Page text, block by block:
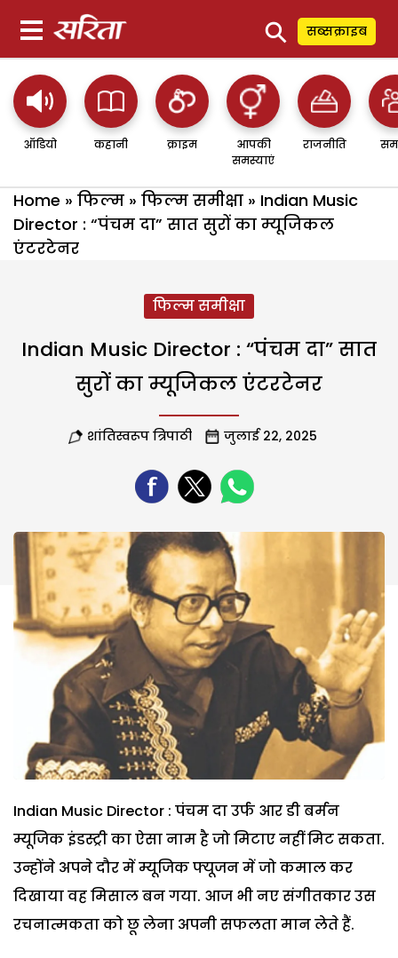
⚲ सब्सक्राइब
ऑडियो कहानी क्राइम
आपकी
समस्याएं
राजनीति
Home » फिल्म » फिल्म समीक्षा » Indian Music
Director : “पंचम दा” सात सुरों का म्यूजिकल
एंटरटेनर
फिल्म समीक्षा
Indian Music Director : “पंचम दा” सात
सुरों का म्यूजिकल एंटरटेनर
शांतिस्वरूप त्रिपाठी जुलाई 22, 2025
Indian Music Director : पंचम दा उर्फ आर डी बर्मन
म्यूजिक इंडस्ट्री का ऐसा नाम है जो मिटाए नहीं मिट सकता.
उन्होंने अपने दौर में म्यूजिक फ्यूजन में जो कमाल कर
दिखाया वह मिसाल बन गया. आज भी नए संगीतकार उस
रचनात्मकता को छू लेना अपनी सफलता मान लेते हैं.